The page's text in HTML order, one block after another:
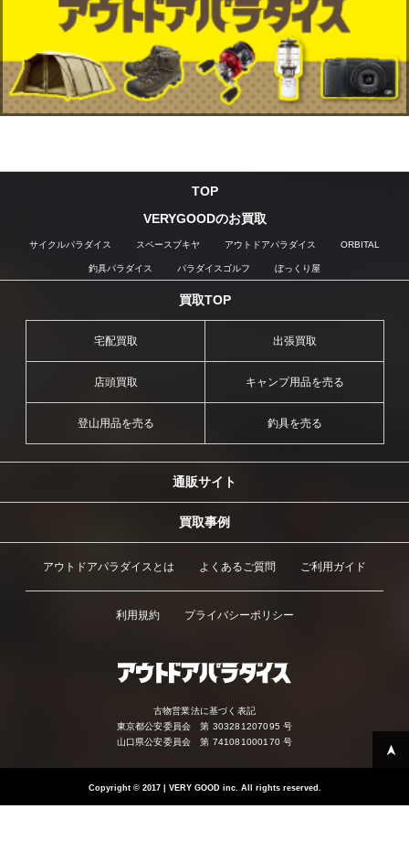
TOP
VERYGOODのお買取
サイクルパラダイス スペースブキヤ アウトドアパラダイス ORBITAL
釣具パラダイス パラダイスゴルフ ぼっくり屋
買取TOP
宅配買取 出張買取
店頭買取 キャンプ用品を売る
登山用品を売る 釣具を売る
通販サイト
買取事例
アウトドアパラダイスとは よくあるご質問 ご利用ガイド
利用規約 プライバシーポリシー
古物営業法に基づく表記
東京都公安委員会 第 303281207095 号
山口県公安委員会 第 741081000170 号
Copyright ©2017 | VERY GOOD inc. All rights reserved.